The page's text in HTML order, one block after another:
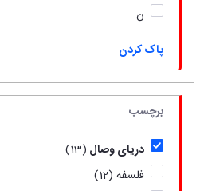
ن
پاک کردن
برچسب
دریای وصال (13)
فلسفه (12)